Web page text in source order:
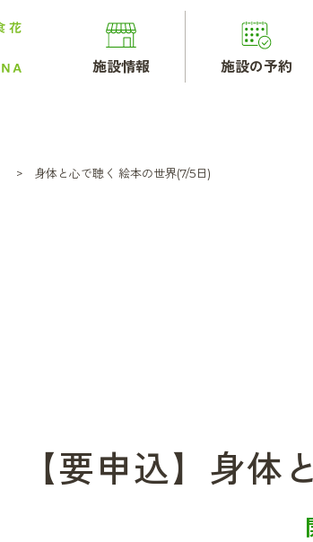
施設情報 施設の予約
身体と心で聴く 絵本の世界(7/5日)
【要申込】身